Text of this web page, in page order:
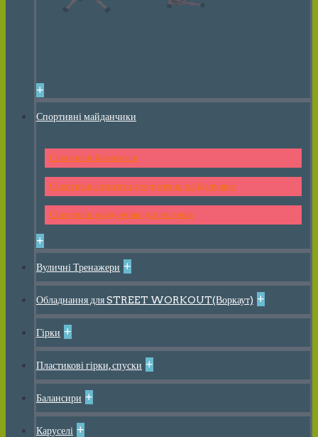
+
Спортивні майданчики
Спортивні Комплекси
Спортивні елементи для дитячих майданчиків
Спортивні майданчики для малюків
+
Вуличні Тренажери +
Обладнання для STREET WORKOUT(Воркаут) +
Гірки +
Пластикові гірки, спуски +
Балансири +
Каруселі +